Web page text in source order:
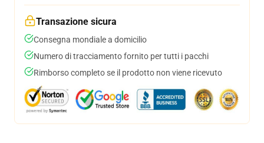
Transazione sicura
Consegna mondiale a domicilio
Numero di tracciamento fornito per tutti i pacchi
Rimborso completo se il prodotto non viene ricevuto